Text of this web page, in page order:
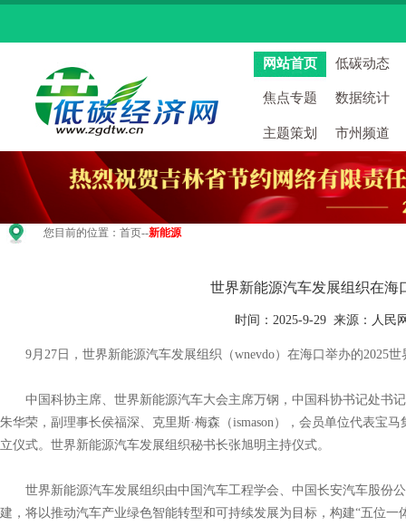
网站首页 低碳动态
焦点专题 数据统计
主题策划 市州频道
您目前的位置： 首页--新能源
世界新能源汽车发展组织在海
时间：2025-9-29 来源：人
9月27日，世界新能源汽车发展组织（wnevdo）在海口举办的2025世
中国科协主席、世界新能源汽车大会主席万钢，中国科协书记处书
朱华荣，副理事长侯福深、克里斯·梅森（ismason），会员单位代表宝
立仪式。世界新能源汽车发展组织秘书长张旭明主持仪式。
世界新能源汽车发展组织由中国汽车工程学会、中国长安汽车股份
建，将以推动汽车产业绿色智能转型和可持续发展为目标，构建“五位一